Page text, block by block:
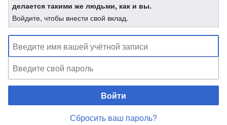
делается такими же людьми, как и вы.
Войдите, чтобы внести свой вклад.
Войти
Сбросить ваш пароль?